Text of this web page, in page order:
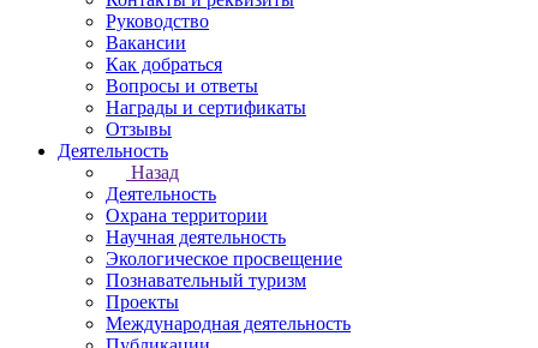
Руководство
Вакансии
Как добраться
Вопросы и ответы
Награды и сертификаты
Отзывы
Деятельность
Назад
Деятельность
Охрана территории
Научная деятельность
Экологическое просвещение
Познавательный туризм
Проекты
Международная деятельность